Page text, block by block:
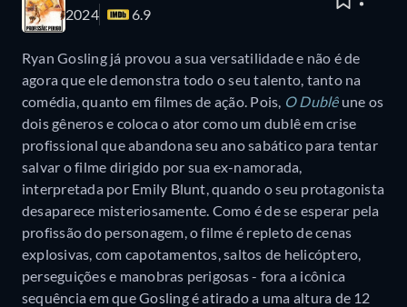
2024 6.9
Ryan Gosling já provou a sua versatilidade e não é de
agora que ele demonstra todo o seu talento, tanto na
comédia, quanto em filmes de ação. Pois, O Dublêune os
dois gêneros e coloca o ator como um dublê em crise
profissional que abandona seu ano sabático para tentar
salvar o filme dirigido por sua ex-namorada,
interpretada por Emily Blunt, quando o seu protagonista
desaparece misteriosamente. Como é de se esperar pela
profissão do personagem, o filme é repleto de cenas
explosivas, com capotamentos, saltos de helicóptero,
perseguições e manobras perigosas - fora a icônica
sequência em que Gosling é atirado a uma altura de 12